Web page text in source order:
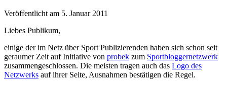
Veröffentlicht am 5. Januar 2011
Liebes Publikum,
einige der im Netz über Sport Publizierenden haben sich schon seit
geraumer Zeit auf Initiative von probek zum Sportbloggernetzwerk
zusammengeschlossen. Die meisten tragen auch das Logo des
Netzwerks auf ihrer Seite, Ausnahmen bestätigen die Regel.